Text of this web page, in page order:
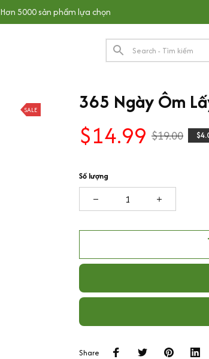
Hơn 5000 sản phẩm lựa chọn
SALE 365 Ngày Ôm
$14.99 $19.00
Số lượng
Share